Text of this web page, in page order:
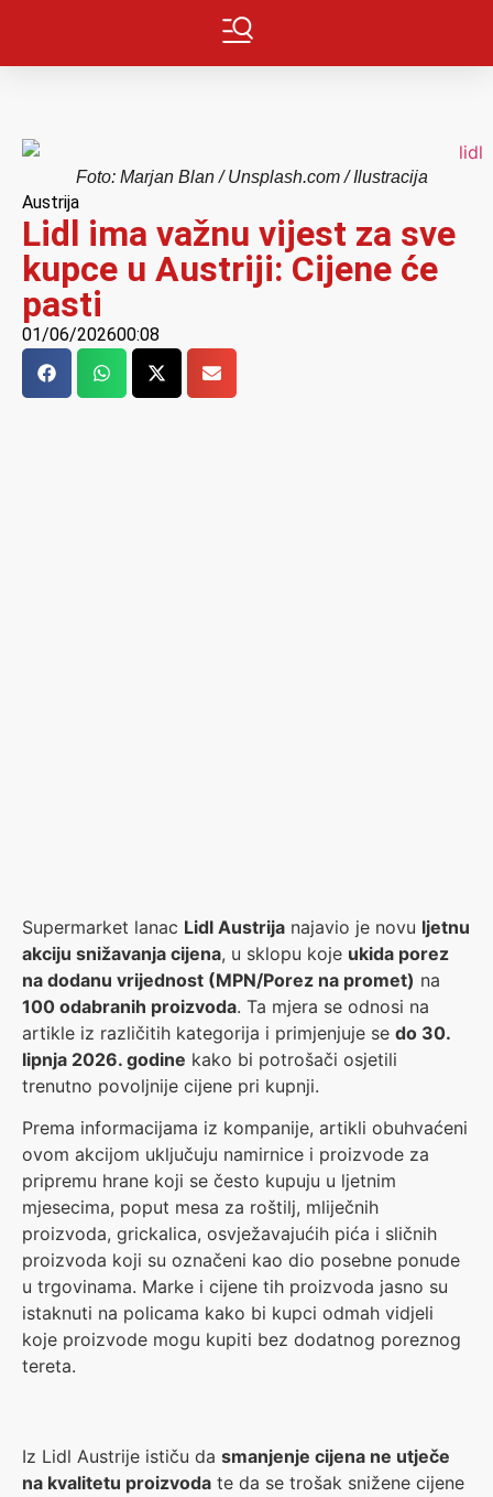
Foto: Marjan Blan / Unsplash.com / Ilustracija
Austrija
Lidl ima važnu vijest za sve
kupce u Austriji: Cijene će
pasti
01/06/202600:08
Supermarket lanac Lidl Austrija najavio je novu ljetnu
akciju snižavanja cijena, u sklopu koje ukida porez
na dodanu vrijednost (MPN/Porez na promet) na
100 odabranih proizvoda. Ta mjera se odnosi na
artikle iz različitih kategorija i primjenjuje se do 30.
lipnja 2026. godine kako bi potrošači osjetili
trenutno povoljnije cijene pri kupnji.
Prema informacijama iz kompanije, artikli obuhvaćeni
ovom akcijom uključuju namirnice i proizvode za
pripremu hrane koji se često kupuju u ljetnim
mjesecima, poput mesa za roštilj, mliječnih
proizvoda, grickalica, osvježavajućih pića i sličnih
proizvoda koji su označeni kao dio posebne ponude
u trgovinama. Marke i cijene tih proizvoda jasno su
istaknuti na policama kako bi kupci odmah vidjeli
koje proizvode mogu kupiti bez dodatnog poreznog
tereta.
Iz Lidl Austrije ističu da smanjenje cijena ne utječe
na kvalitetu proizvoda te da se trošak snižene cijene